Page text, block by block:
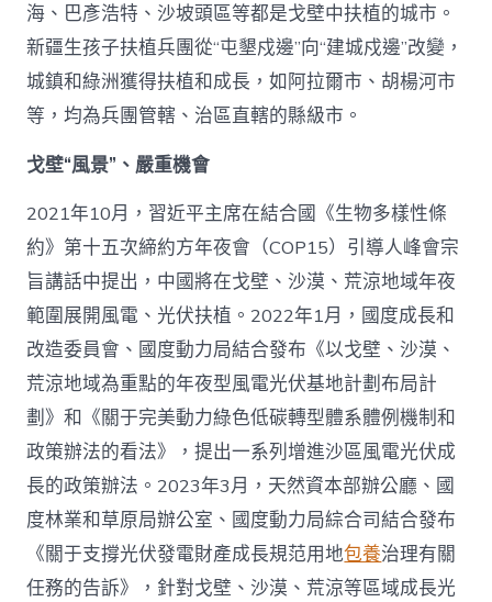
海、巴彥浩特、沙坡頭區等都是戈壁中扶植的城市。
新疆生孩子扶植兵團從“屯墾戍邊”向“建城戍邊”改變，
城鎮和綠洲獲得扶植和成長，如阿拉爾市、胡楊河市
等，均為兵團管轄、治區直轄的縣級市。
戈壁“風景”、嚴重機會
2021年10月，習近平主席在結合國《生物多樣性條
約》第十五次締約方年夜會（COP15）引導人峰會宗
旨講話中提出，中國將在戈壁、沙漠、荒涼地域年夜
範圍展開風電、光伏扶植。2022年1月，國度成長和
改造委員會、國度動力局結合發布《以戈壁、沙漠、
荒涼地域為重點的年夜型風電光伏基地計劃布局計
劃》和《關于完美動力綠色低碳轉型體系體例機制和
政策辦法的看法》，提出一系列增進沙區風電光伏成
長的政策辦法。2023年3月，天然資本部辦公廳、國
度林業和草原局辦公室、國度動力局綜合司結合發布
《關于支撐光伏發電財產成長規范用地包養治理有關
任務的告訴》，針對戈壁、沙漠、荒涼等區域成長光